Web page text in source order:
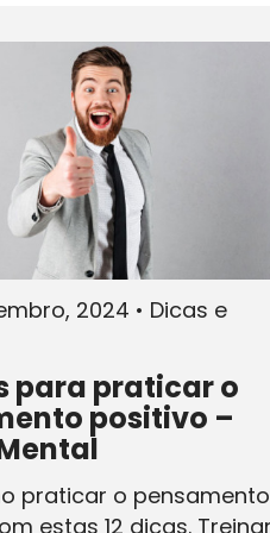
2024 • Dicas e
para praticar o
positivo –
praticar o pensamento
estas 12 dicas.